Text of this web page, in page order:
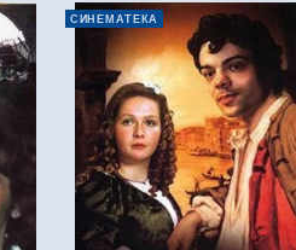
СИНЕМАТЕКА